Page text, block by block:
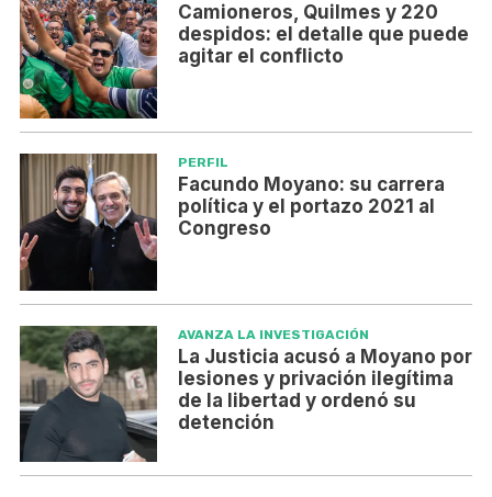
Camioneros, Quilmes y 220
despidos: el detalle que puede
agitar el conflicto
PERFIL
Facundo Moyano: su carrera
política y el portazo 2021 al
Congreso
AVANZA LA INVESTIGACIÓN
La Justicia acusó a Moyano por
lesiones y privación ilegítima
de la libertad y ordenó su
detención